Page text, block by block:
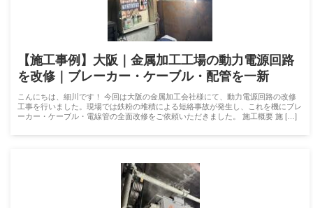
【施工事例】大阪｜金属加工工場の動力電源回路
を改修｜ブレーカー・ケーブル・配管を一新
こんにちは、細川です！ 今回は大阪の金属加工会社様にて、動力電源回路の改修
工事を行いました。現場では鉄粉の堆積による短絡事故が発生し、これを機にブレ
ーカー・ケーブル・電線管の全面改修をご依頼いただきました。 施工概要 施 […]